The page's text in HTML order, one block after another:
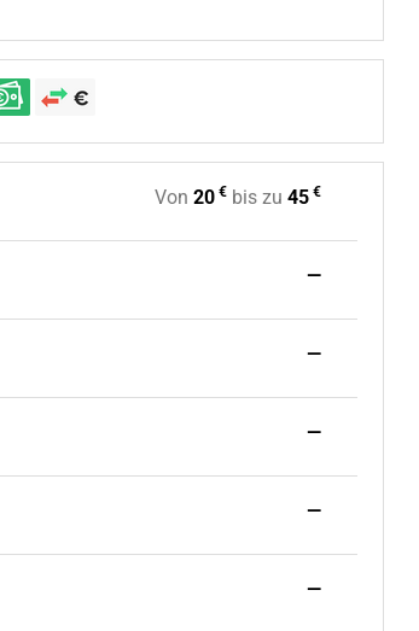
Von20 € bis zu45 €
—
—
—
—
—